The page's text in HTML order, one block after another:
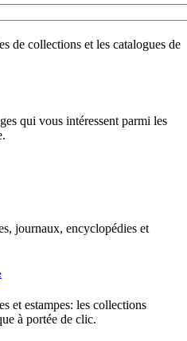
de collections et les catalogues de
qui vous intéressent parmi les
journaux, encyclopédies et
et estampes: les collections
à portée de clic.